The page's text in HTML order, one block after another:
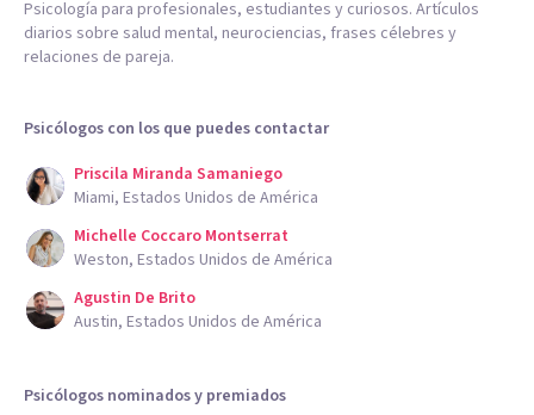
Psicología para profesionales, estudiantes y curiosos. Artículos
diarios sobre salud mental, neurociencias, frases célebres y
relaciones de pareja.
Psicólogos con los que puedes contactar
Priscila Miranda Samaniego
Miami, Estados Unidos de América
Michelle Coccaro Montserrat
Weston, Estados Unidos de América
Agustin De Brito
Austin, Estados Unidos de América
Psicólogos nominados y premiados